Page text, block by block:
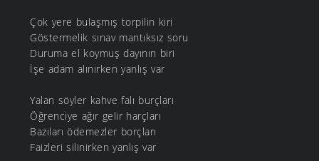
Çok yere bulaşmış torpilin kiri
Göstermelik sınav mantıksız soru
Duruma el koymuş dayının biri
İşe adam alınırken yanlış var
Yalan söyler kahve falı burçları
Öğrenciye ağır gelir harçları
Bazıları ödemezler borçları
Faizleri silinirken yanlış var